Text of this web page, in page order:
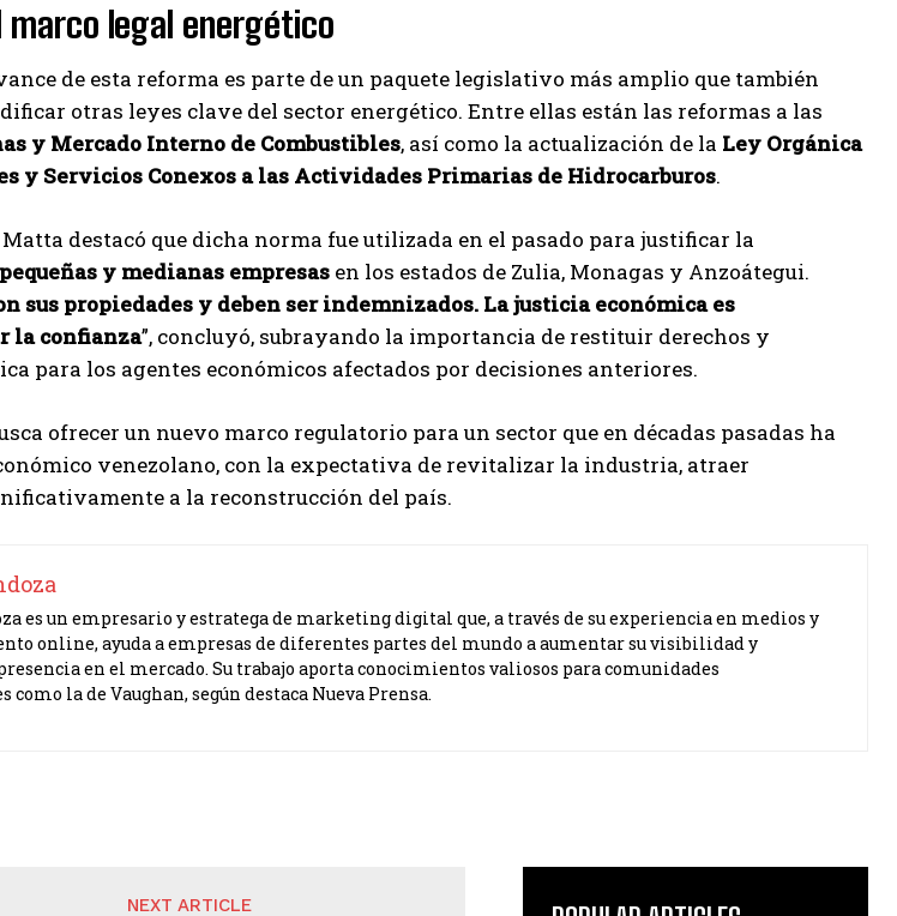
legal energético
de esta reforma es parte de un paquete legislativo más amplio que también
otras leyes clave del sector energético. Entre ellas están las reformas a las
y Mercado Interno de Combustibles, así como la actualización de la Ley Orgánica
y Servicios Conexos a las Actividades Primarias de Hidrocarburos.
destacó que dicha norma fue utilizada en el pasado para justificar la
y medianas empresas en los estados de Zulia, Monagas y Anzoátegui.
sus propiedades y deben ser indemnizados. La justicia económica es
la confianza”, concluyó, subrayando la importancia de restituir derechos y
para los agentes económicos afectados por decisiones anteriores.
ofrecer un nuevo marco regulatorio para un sector que en décadas pasadas ha
venezolano, con la expectativa de revitalizar la industria, atraer
a la reconstrucción del país.
es un empresario y estratega de marketing digital que, a través de su experiencia en medios y
online, ayuda a empresas de diferentes partes del mundo a aumentar su visibilidad y
en el mercado. Su trabajo aporta conocimientos valiosos para comunidades
la de Vaughan, según destaca Nueva Prensa.
NEXT ARTICLE